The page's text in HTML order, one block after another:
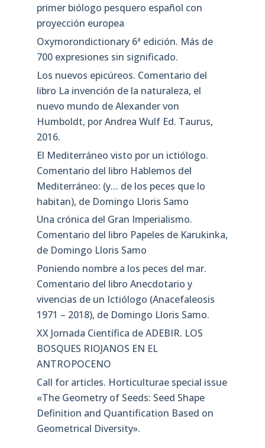
primer biólogo pesquero español con
proyección europea
Oxymorondictionary 6ª edición. Más de
700 expresiones sin significado.
Los nuevos epicúreos. Comentario del
libro La invención de la naturaleza, el
nuevo mundo de Alexander von
Humboldt, por Andrea Wulf Ed. Taurus,
2016.
El Mediterráneo visto por un ictiólogo.
Comentario del libro Hablemos del
Mediterráneo: (y… de los peces que lo
habitan), de Domingo Lloris Samo
Una crónica del Gran Imperialismo.
Comentario del libro Papeles de Karukinka,
de Domingo Lloris Samo
Poniendo nombre a los peces del mar.
Comentario del libro Anecdotario y
vivencias de un Ictiólogo (Anacefaleosis
1971 – 2018), de Domingo Lloris Samo.
XX Jornada Científica de ADEBIR. LOS
BOSQUES RIOJANOS EN EL
ANTROPOCENO
Call for articles. Horticulturae special issue
«The Geometry of Seeds: Seed Shape
Definition and Quantification Based on
Geometrical Diversity»​.